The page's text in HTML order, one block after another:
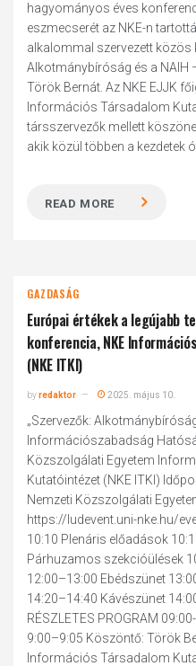
hagyományos éves
eszmecserét az NKE-n
alkalommal szervezett közös
Alkotmánybíróság és a NAIH
Török Bernát. Az NKE EJJK
Információs Társadalom
társszervezők mellett
akik közül többen a kezdetek
READ MORE
GAZDASÁG
Európai értékek a legújabb
konferencia, NKE
(NKE ITKI)
byredaktor 2025. május 10.
„Szervezők:
Információszabadság
Közszolgálati Egyetem
Kutatóintézet (NKE ITKI)
Nemzeti Közszolgálati
https://ludevent.uni-nke.hu/
10:10 Plenáris előadások
Párhuzamos szekcióülések
12:00–13:00 Ebédszünet
14:20–14:40 Kávészünet
RÉSZLETES PROGRAM
9:00–9:05 Köszöntő: Török
Információs Társadalom